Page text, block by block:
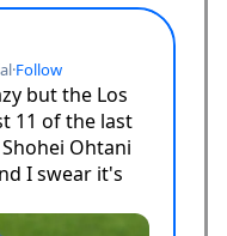
大手メディアが一斉に
について勘違いしてい
？？？？？？？」＝
ライトンが上田綺世の
海外の反応）